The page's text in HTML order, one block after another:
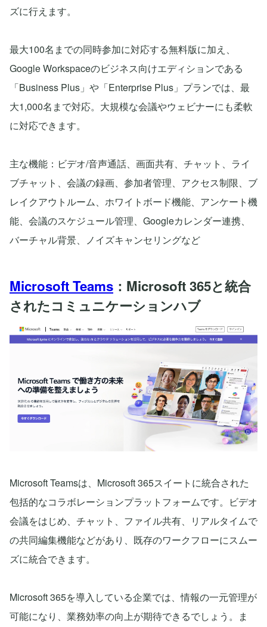
ズに行えます。
最大100名までの同時参加に対応する無料版に加え、
Google Workspaceのビジネス向けエディションである
「Business Plus」や「Enterprise Plus」プランでは、最
大1,000名まで対応。大規模な会議やウェビナーにも柔軟
に対応できます。
主な機能：ビデオ/音声通話、画面共有、チャット、ライ
ブチャット、会議の録画、参加者管理、アクセス制限、ブ
レイクアウトルーム、ホワイトボード機能、アンケート機
能、会議のスケジュール管理、Googleカレンダー連携、
バーチャル背景、ノイズキャンセリングなど
Microsoft Teams ：Microsoft 365と統合
されたコミュニケーションハブ
Microsoft Teamsは、Microsoft 365スイートに統合された
包括的なコラボレーションプラットフォームです。ビデオ
会議をはじめ、チャット、ファイル共有、リアルタイムで
の共同編集機能などがあり、既存のワークフローにスムー
ズに統合できます。
Microsoft 365を導入している企業では、情報の一元管理が
可能になり、業務効率の向上が期待できるでしょう。ま